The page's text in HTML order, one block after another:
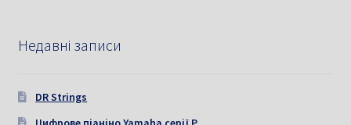
Недавні записи
DR Strings